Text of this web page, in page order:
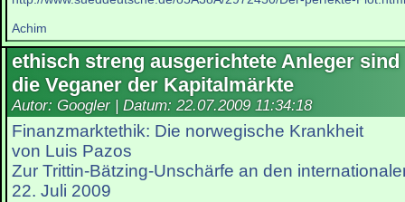
Achim
ethisch streng ausgerichtete Anleger sind
die Veganer der Kapitalmärkte
Autor: Googler | Datum: 22.07.2009 11:34:18
Finanzmarktethik: Die norwegische Krankheit
von Luis Pazos
Zur Trittin-Bätzing-Unschärfe an den
22. Juli 2009